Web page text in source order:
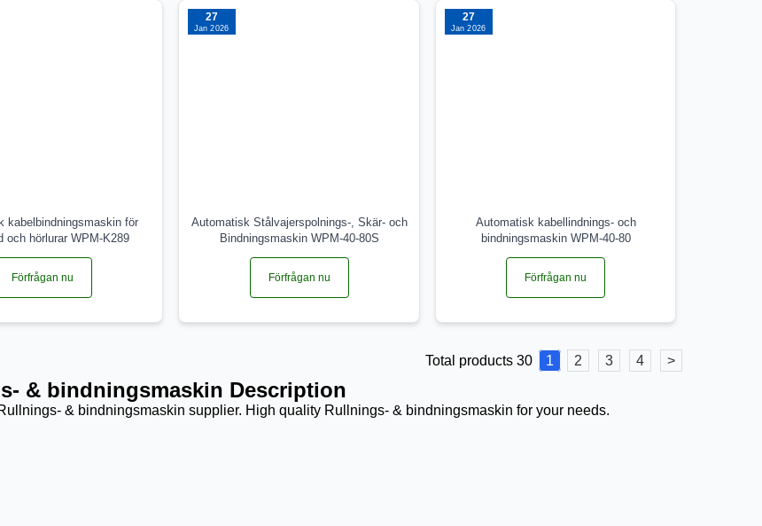
kabelbindningsmaskin för
och hörlurar WPM-K289
Förfrågan nu
27
Jan 2026
Automatisk Stålvajerspolnings-, Skär- och
Bindningsmaskin WPM-40-80S
Förfrågan nu
27
Jan 2026
Automatisk kabellindnings- och
bindningsmaskin WPM-40-80
Förfrågan nu
Total products 30 1 2 3 4 >
& bindningsmaskin Description
& bindningsmaskin supplier. High quality Rullnings- & bindningsmaskin for your needs.